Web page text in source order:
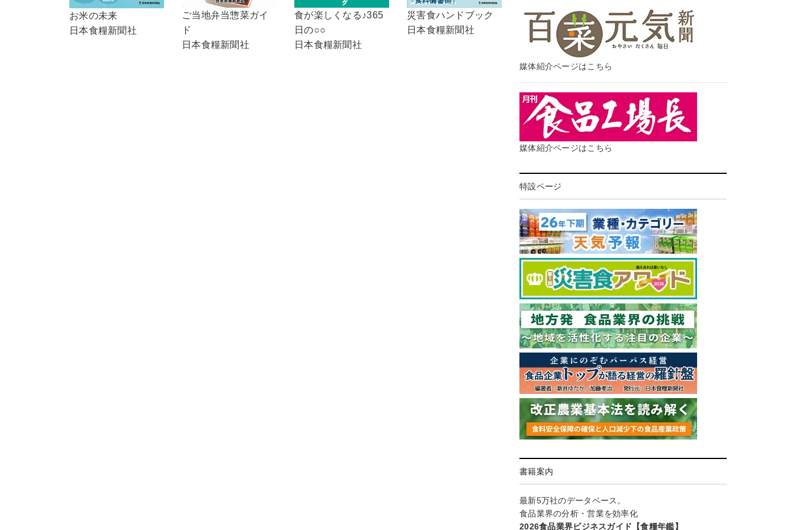
お米の未来
日本食糧新聞社
ご当地弁当惣菜ガイ
ド
日本食糧新聞社
食が楽しくなる♪365
日の○○
日本食糧新聞社
災害食ハンドブック
日本食糧新聞社
媒体紹介ページはこちら
媒体紹介ページはこちら
特設ページ
書籍案内
最新5万社のデータベース。
食品業界の分析・営業を効率化
2026食品業界ビジネスガイド【食糧年鑑】